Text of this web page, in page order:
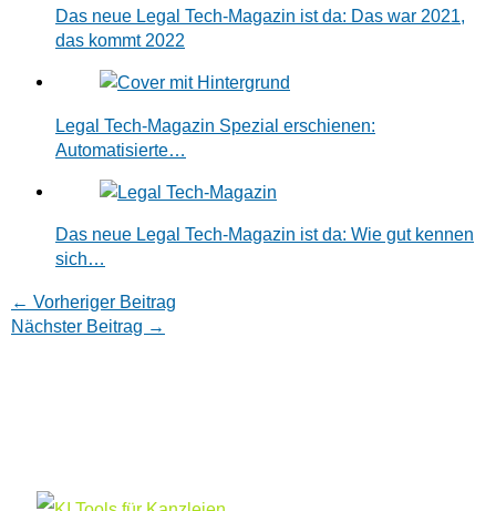
Das neue Legal Tech-Magazin ist da: Das war 2021,
das kommt 2022
Legal Tech-Magazin Spezial erschienen:
Automatisierte…
Das neue Legal Tech-Magazin ist da: Wie gut kennen
sich…
← Vorheriger Beitrag
Nächster Beitrag →